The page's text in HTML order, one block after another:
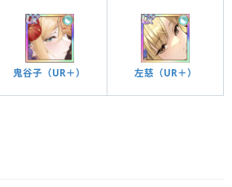
鬼谷子（UR＋） 左慈（UR＋）